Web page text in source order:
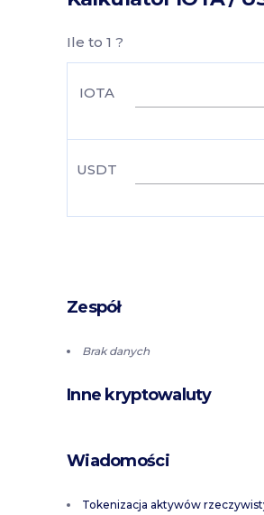
Ile to 1 ?
IOTA
USDT
Zespół
Brak danych
Inne kryptowaluty
Wiadomości
Tokenizacja aktywów